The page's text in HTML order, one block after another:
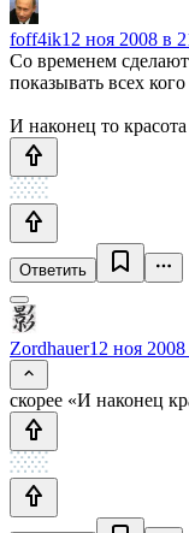
foff4ik12 ноя 2008 в
Со временем
показывать всех
И наконец то
Ответить
Zordhauer12 ноя
скорее «И наконец